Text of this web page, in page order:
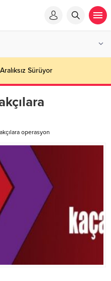
Tercih ve Yerleştirme Kılavuzu
Gazetesi – Kocaeli Haber
operasyon